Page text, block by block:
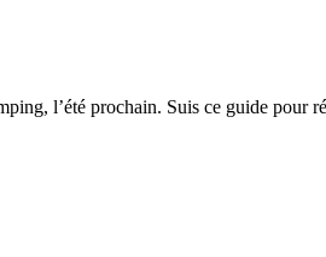
l’été prochain. Suis ce guide pour